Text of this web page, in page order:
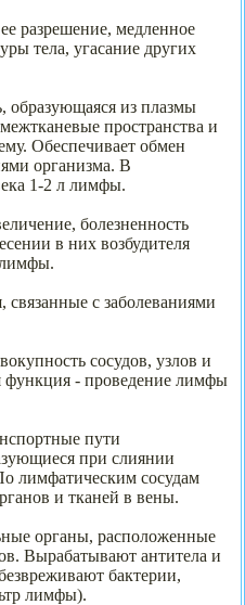
разрешение, медленное
тела, угасание других
образующаяся из плазмы
пространства и
Обеспечивает обмен
организма. В
1-2 л лимфы.
болезненность
в них возбудителя
связанные с заболеваниями
сосудов, узлов и
- проведение лимфы
пути
при слиянии
лимфатическим сосудам
и тканей в вены.
органы, расположенные
Вырабатывают антитела и
бактерии,
лимфы).